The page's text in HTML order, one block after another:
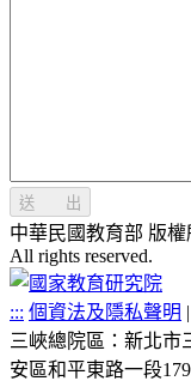
送 出
中華民國教育部 版權
All rights reserved.
::: 個資法及隱私聲明 |
三峽總院區：新北市
安區和平東路一段